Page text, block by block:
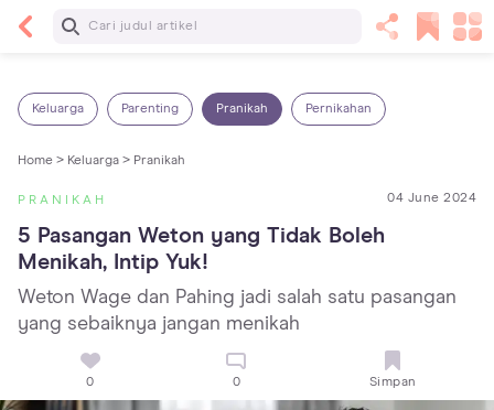
Baca Selanjutnya
Keluarga Parenting Pranikah Pernikahan
Home > Keluarga > Pranikah
PRANIKAH 04 June 2024
5 Pasangan Weton yang Tidak Boleh
Menikah, Intip Yuk!
Weton Wage dan Pahing jadi salah satu pasangan
yang sebaiknya jangan menikah
0 0 Simpan